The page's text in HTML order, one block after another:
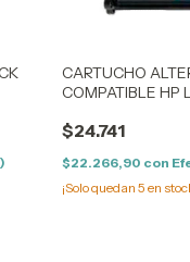
CARTUCHO
COMPATIBLE
$24.741
$22.266,90 con
¡Solo quedan 5 en